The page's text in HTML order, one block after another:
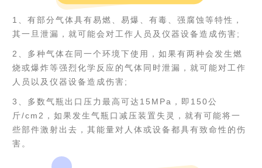
1、有部分气体具有易燃、易爆、有毒、强腐蚀等特性，
其一旦泄漏，就可能会对工作人员及仪器设备造成伤害;
2、多种气体在同一个环境下使用，如果有两种会发生燃
烧或爆炸等强烈化学反应的气体同时泄漏，就可能对工作
人员以及仪器设备造成伤害;
3、多数气瓶出口压力最高可达15MPa，即150公
斤/cm2，如果发生气瓶口减压装置失灵，就有可能将一
些部件激射出去，其能量对人体或设备都具有致命性的伤
害。